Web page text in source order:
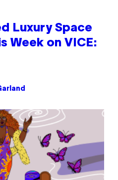
Luxury Space
Week on VICE: